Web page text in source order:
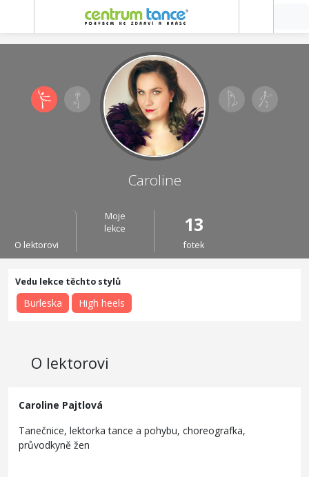
Caroline
O lektorovi
Moje
lekce
13
fotek
Burleska High heels
O lektorovi
Caroline Pajtlová
Tanečnice, lektorka tance a pohybu, choreografka,
průvodkyně žen